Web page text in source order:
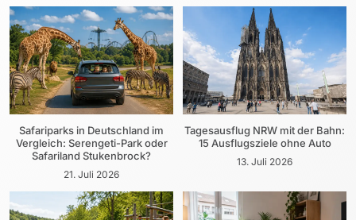
Safariparks in Deutschland im
Vergleich: Serengeti-Park oder
Safariland Stukenbrock?
21. Juli 2026
Tagesausflug NRW mit der Bahn:
15 Ausflugsziele ohne Auto
13. Juli 2026